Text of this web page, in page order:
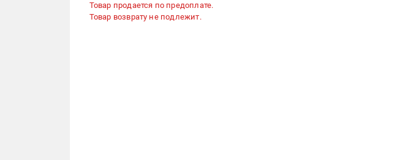
Товар продается по предоплате.
Товар возврату не подлежит.